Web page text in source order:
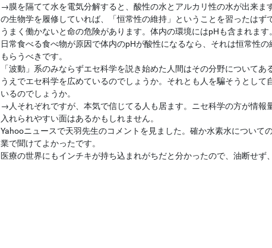
→膜を隔てて水を電気分解すると、酸性の水とアルカリ性の水が出来
の生物学を履修していれば、「恒常性の維持」ということを習ったは
うまく働かないと命の危険があります。体内の環境にはpHも含まれま
日常食べる食べ物が原因で体内のpHが酸性になるなら、それは恒常性
もらうべきです。
「波動」系のみならずエセ科学を説き始めた人間はその分野について
うえでエセ科学を広めているのでしょうか。それとも人を騙そうとし
いるのでしょうか。
→人それぞれですが、本気で信じてる人も居ます。ニセ科学の方が情
入れられやすい面はあるかもしれません。
Yahooニュースで天羽先生のコメントを見ました。確か水素水について
業で聞けてよかったです。
医療の世界にもインチキが持ち込まれがちだと分かったので、油断せず